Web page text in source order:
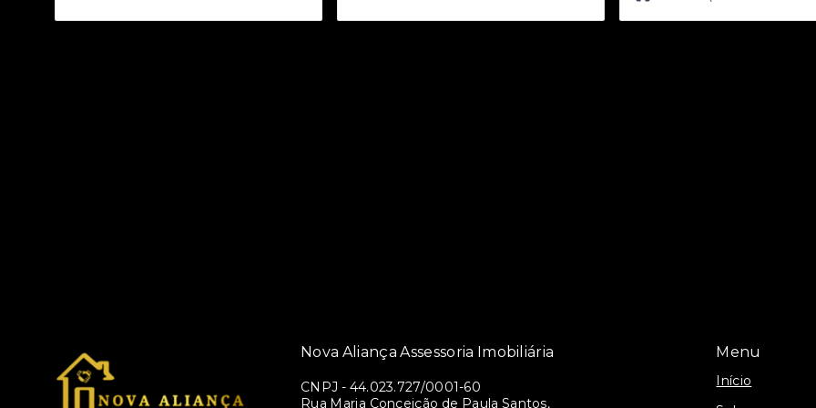
Menu
Início
Nova Aliança Assessoria Imobiliária
CNPJ - 44.023.727/0001-60
Rua Maria Conceição de Paula Santos,